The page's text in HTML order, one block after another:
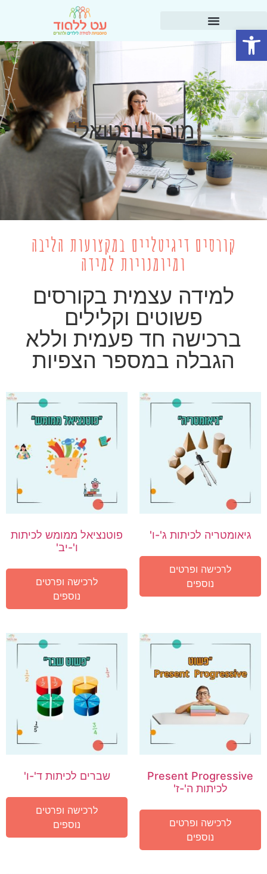
פתח סרגל נגישות
מורה וירטואלי
קורסים דיגיטליים במקצועות הליבה
ומיומנויות למידה
למידה עצמית בקורסים
פשוטים וקלילים
ברכישה חד פעמית וללא
הגבלה במספר הצפיות
גיאומטריה לכיתות ג'-ו'
לרכישה ופרטים
נוספים
פוטנציאל ממומש לכיתות
ו'-יב'
לרכישה ופרטים
נוספים
Present Progressive
לכיתות ה'-ז'
לרכישה ופרטים
נוספים
שברים לכיתות ד'-ו'
לרכישה ופרטים
נוספים